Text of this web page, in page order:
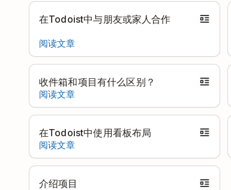
在Todoist中与朋友或家人合作
阅读文章
收件箱和项目有什么区别？
阅读文章
在Todoist中使用看板布局
阅读文章
介绍项目